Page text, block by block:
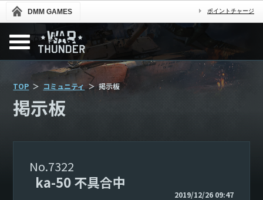
DMM GAMES ポイントチャージ
TOP コミュニティ 掲示板
掲示板
7322
ka-50 不具合中
2019/12/26 09:47